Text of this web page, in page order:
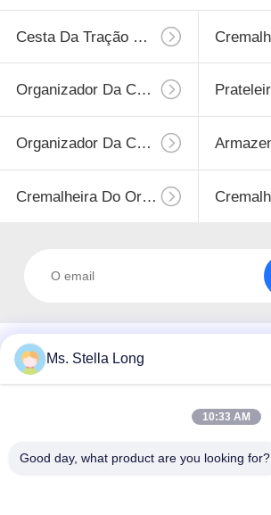
Cesta Da Tração Da Cozinha
Organizador Da Casa Da Cozinha
Organizador Da Cozinha
Cremalheira Do Organizador Da Cozinha
Ms. Stella Long
10:33 AM
Good day, what product are you looking for?